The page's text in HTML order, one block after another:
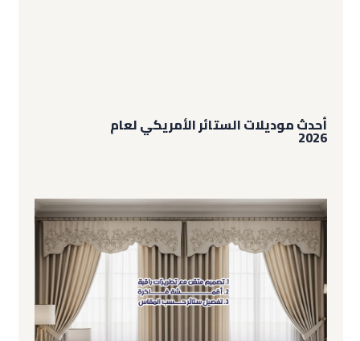
أحدث موديلات الستائر الأمريكي لعام
2026